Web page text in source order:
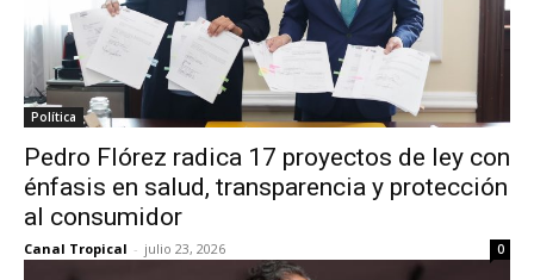
Política
Pedro Flórez radica 17 proyectos de ley con
énfasis en salud, transparencia y protección
al consumidor
Canal Tropical - julio 23, 2026 0